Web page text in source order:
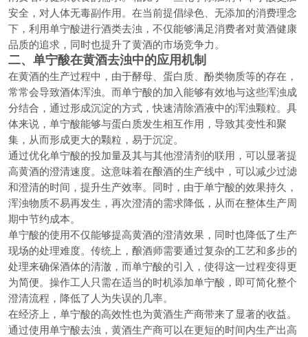
安全，对人体无毒副作用。在当前提倡绿色、无添加的消费理念
下，利用单宁酸进行酒类去浊，不仅能够满足消费者对黄酒健康
品质的追求，同时也提升了黄酒的市场竞争力。
二、单宁酸在黄酒去浊中的应用机制
在黄酒的生产过程中，由于酵母、蛋白质、酚类物质等的存在，
常常会导致酒体浑浊。而单宁酸的加入能够有效地与这些浑浊成
分结合，通过形成沉淀的方式，快速清除酒液中的浑浊颗粒。具
体来说，单宁酸能够与蛋白质发生相互作用，导致其变性和聚
集，从而形成更大的颗粒，易于沉淀。
通过优化单宁酸的投加量及其与其他澄清剂的联用，可以显著提
高黄酒的澄清速度。这意味着在酿酒的生产线中，可以减少过滤
和澄清的时间，提升生产效率。同时，由于单宁酸的效果持久，
浑浊物质不易再发生，再次澄清的需求降低，从而在整体生产周
期中节约成本。
单宁酸的使用不仅能够提高黄酒的澄清效果，同时也降低了生产
现场的处理难度。传统上，酿酒师需要通过复杂的工艺和多步的
处理来确保酒体的清澈，而单宁酸的引入，使得这一过程变得更
为简便。操作工人只需在适当的时机添加单宁酸，即可简化整个
澄清流程，降低了人为失误的几率。
在经济上，单宁酸的高效性也为黄酒生产商带来了显著的收益。
通过使用单宁酸去浊，黄酒生产商可以在更短的时间内生产出高